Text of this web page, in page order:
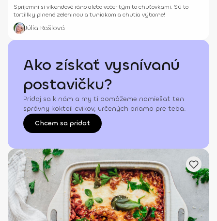
Spríjemni si víkendové ráno alebo večer týmito chuťovkami. Sú to
tortillky plnené zeleninou a tuniakom a chutia výborne!
Júlia Rašlová
Ako získať vysnívanú
postavičku?
Pridaj sa k nám a my ti pomôžeme namiešať ten
správny kokteil cvikov, určených priamo pre teba.
Chcem sa pridať